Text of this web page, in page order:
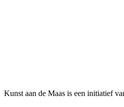
Kunst aan de Maas is een initiatief